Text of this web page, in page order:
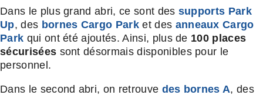
Dans le plus grand abri, ce sont des supports Park
Up, des bornes Cargo Park et des anneaux Cargo
Park qui ont été ajoutés. Ainsi, plus de 100 places
sécurisées sont désormais disponibles pour le
personnel.
Dans le second abri, on retrouve des bornes A, des